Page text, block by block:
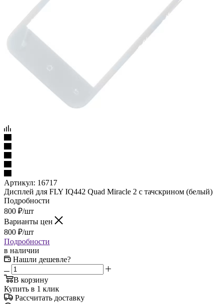
Артикул:
Дисплей для FLY IQ442 Quad Miracle 2 с тачскрином (белый)
Подробности
800₽/шт
Варианты цен
800₽/шт
Подробности
в наличии
Нашли дешевле?
В корзину
Купить в 1 клик
Рассчитать доставку